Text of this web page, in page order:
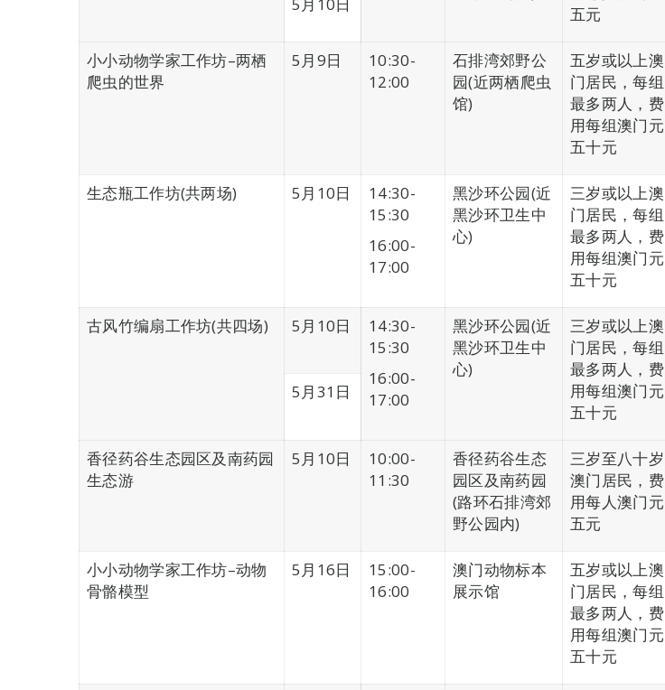
五元
小小动物学家工作坊–两栖
爬虫的世界
5月9日
10:30-
12:00
石排湾郊野公
园(近两栖爬虫
馆)
五岁或以上澳
门居民，每组
最多两人，费
用每组澳门元
五十元
生态瓶工作坊(共两场) 5月10日
14:30-
15:30
16:00-
17:00
黑沙环公园(近
黑沙环卫生中
心)
三岁或以上澳
门居民，每组
最多两人，费
用每组澳门元
五十元
古风竹编扇工作坊(共四场) 5月10日
14:30-
15:30
16:00-
17:00
黑沙环公园(近
黑沙环卫生中
心)
三岁或以上澳
门居民，每组
最多两人，费
用每组澳门元
五十元
5月31日
香径药谷生态园区及南药园
生态游
5月10日
10:00-
11:30
香径药谷生态
园区及南药园
(路环石排湾郊
野公园内)
三岁至八十岁
澳门居民，费
用每人澳门元
五元
小小动物学家工作坊–动物
骨骼模型
5月16日
15:00-
16:00
澳门动物标本
展示馆
五岁或以上澳
门居民，每组
最多两人，费
用每组澳门元
五十元